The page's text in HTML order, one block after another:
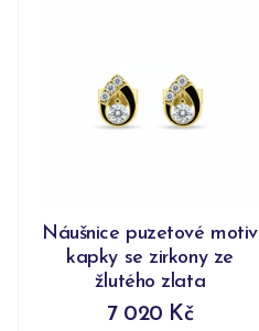
Náušnice puzetové motiv
kapky se zirkony ze
žlutého zlata
7 020 Kč